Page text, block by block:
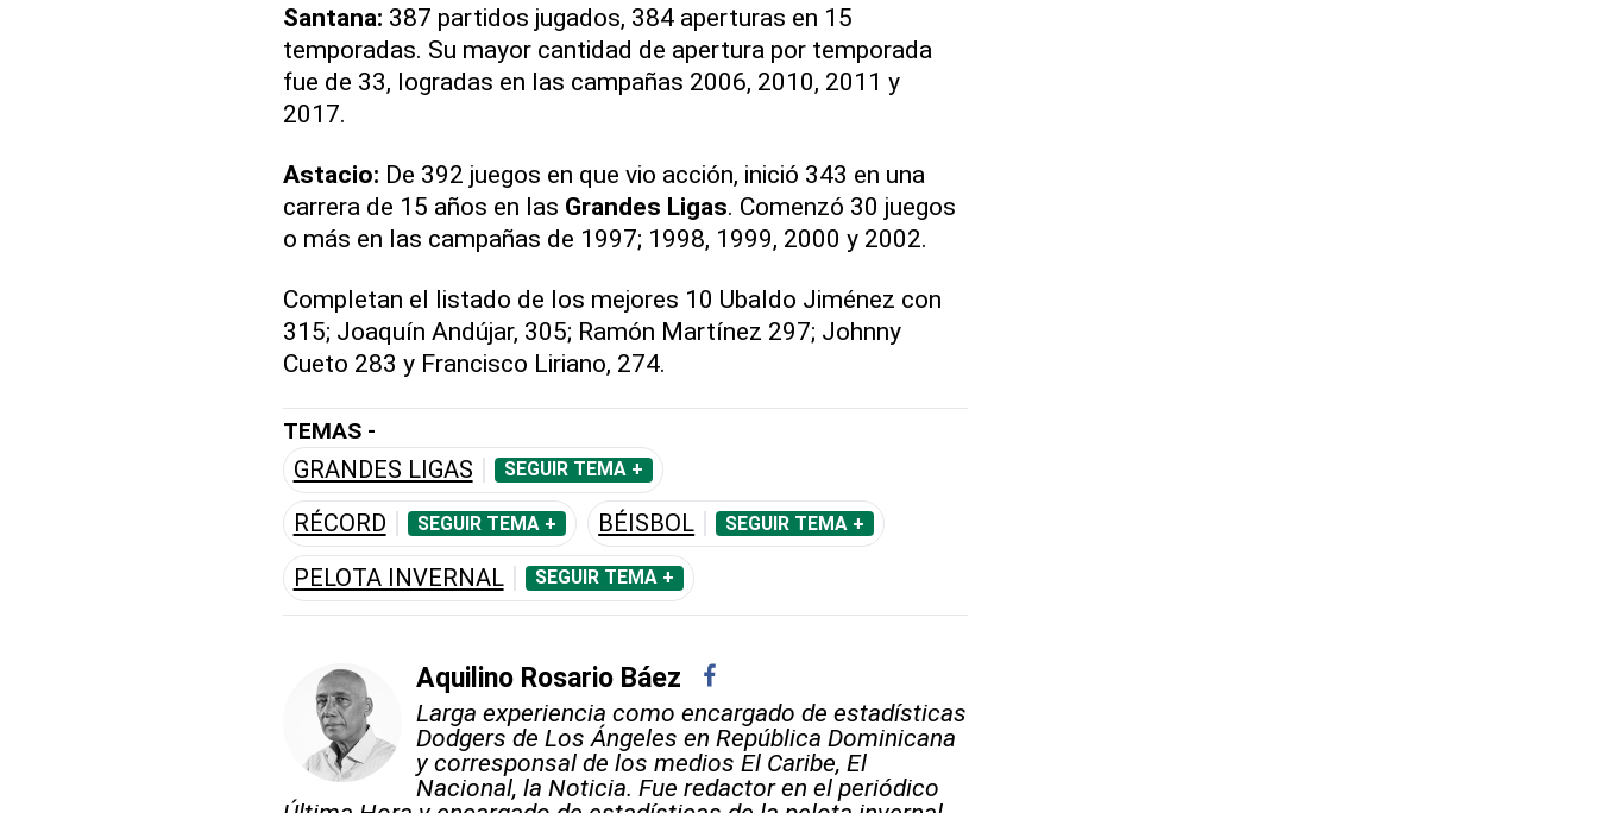
Santana: 387 partidos jugados, 384 aperturas en 15
temporadas. Su mayor cantidad de apertura por temporada
fue de 33, logradas en las campañas 2006, 2010, 2011 y
2017.
Astacio: De 392 juegos en que vio acción, inició 343 en una
carrera de 15 años en las Grandes Ligas. Comenzó 30 juegos
o más en las campañas de 1997; 1998, 1999, 2000 y 2002.
Completan el listado de los mejores 10 Ubaldo Jiménez con
315; Joaquín Andújar, 305; Ramón Martínez 297; Johnny
Cueto 283 y Francisco Liriano, 274.
TEMAS -
GRANDES LIGAS SEGUIR TEMA +
RÉCORD SEGUIR TEMA + BÉISBOL SEGUIR TEMA +
PELOTA INVERNAL SEGUIR TEMA +
Aquilino Rosario Báez
Larga experiencia como encargado de estadísticas
Dodgers de Los Ángeles en República Dominicana
y corresponsal de los medios El Caribe, El
Nacional, la Noticia. Fue redactor en el periódico